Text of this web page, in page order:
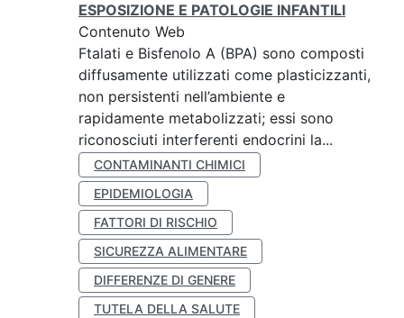
ESPOSIZIONE E PATOLOGIE INFANTILI
Contenuto Web
Ftalati e Bisfenolo A (BPA) sono composti
diffusamente utilizzati come plasticizzanti,
non persistenti nell’ambiente e
rapidamente metabolizzati; essi sono
riconosciuti interferenti endocrini la...
CONTAMINANTI CHIMICI
EPIDEMIOLOGIA
FATTORI DI RISCHIO
SICUREZZA ALIMENTARE
DIFFERENZE DI GENERE
TUTELA DELLA SALUTE